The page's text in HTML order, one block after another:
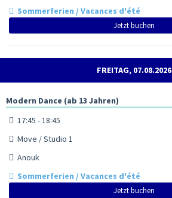
Sommerferien / Vacances d'été
Jetzt buchen
FREITAG, 07.08.2026
Modern Dance (ab 13 Jahren)
17:45 - 18:45
Move / Studio 1
Anouk
Sommerferien / Vacances d'été
Jetzt buchen